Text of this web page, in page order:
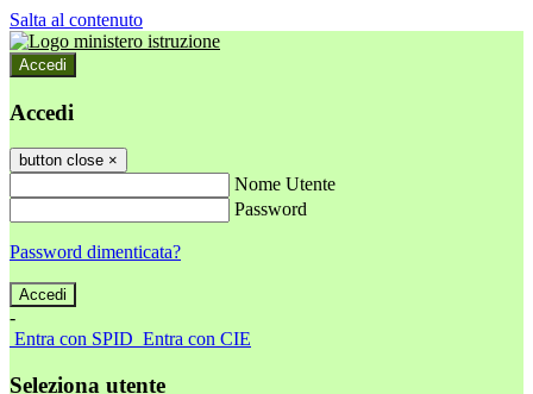
Salta al contenuto
Accedi
Accedi
button close ×
Nome Utente
Password
Password dimenticata?
-
Entra con SPID Entra con CIE
Seleziona utente